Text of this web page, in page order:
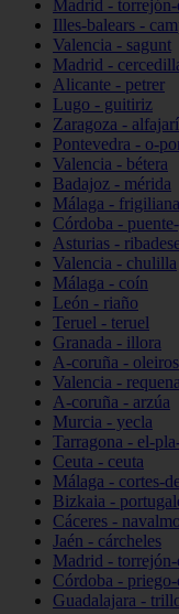
Madrid -
Illes-balears -
Valencia - sagunt
Madrid -
Alicante - petrer
Lugo - guitiriz
Zaragoza -
Pontevedra - o-
Valencia - bétera
Badajoz - mérida
Málaga - frigiliana
Córdoba -
Asturias -
Valencia - chulilla
Málaga - coín
León - riaño
Teruel - teruel
Granada - illora
A-coruña - oleiros
Valencia - requena
A-coruña - arzúa
Murcia - yecla
Tarragona - el-
Ceuta - ceuta
Málaga - cortes-
Bizkaia -
Cáceres -
Jaén - cárcheles
Madrid - torrejón-
Córdoba -
Guadalajara -